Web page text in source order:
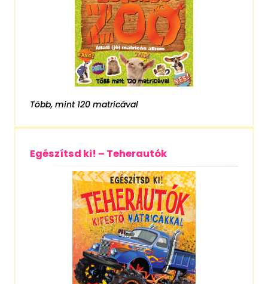
Több, mint 120 matricával
Egészítsd ki! – Teherautók